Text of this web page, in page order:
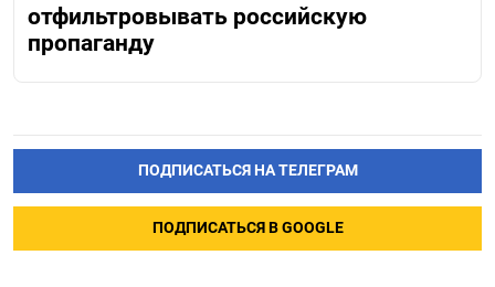
отфильтровывать российскую
пропаганду
ПОДПИСАТЬСЯ НА ТЕЛЕГРАМ
ПОДПИСАТЬСЯ В GOOGLE